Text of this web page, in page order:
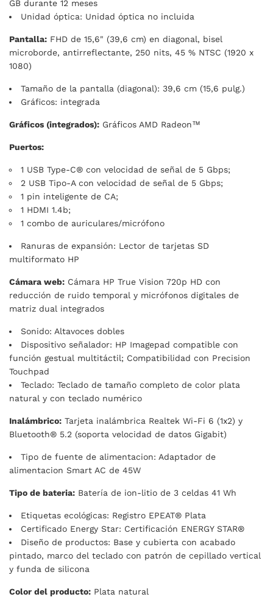
GB durante 12 meses
Unidad óptica: Unidad óptica no incluida
Pantalla: FHD de 15,6" (39,6 cm) en diagonal, bisel
microborde, antirreflectante, 250 nits, 45 % NTSC (1920 x
1080)
Tamaño de la pantalla (diagonal): 39,6 cm (15,6 pulg.)
Gráficos: integrada
Gráficos (integrados): Gráficos AMD Radeon™
Puertos:
1 USB Type-C® con velocidad de señal de 5 Gbps;
2 USB Tipo-A con velocidad de señal de 5 Gbps;
1 pin inteligente de CA;
1 HDMI 1.4b;
1 combo de auriculares/micrófono
Ranuras de expansión: Lector de tarjetas SD
multiformato HP
Cámara web: Cámara HP True Vision 720p HD con
reducción de ruido temporal y micrófonos digitales de
matriz dual integrados
Sonido: Altavoces dobles
Dispositivo señalador: HP Imagepad compatible con
función gestual multitáctil; Compatibilidad con Precision
Touchpad
Teclado: Teclado de tamaño completo de color plata
natural y con teclado numérico
Inalámbrico: Tarjeta inalámbrica Realtek Wi-Fi 6 (1x2) y
Bluetooth® 5.2 (soporta velocidad de datos Gigabit)
Tipo de fuente de alimentacion: Adaptador de
alimentacion Smart AC de 45W
Tipo de bateria: Batería de ion-litio de 3 celdas 41 Wh
Etiquetas ecológicas: Registro EPEAT® Plata
Certificado Energy Star: Certificación ENERGY STAR®
Diseño de productos: Base y cubierta con acabado
pintado, marco del teclado con patrón de cepillado vertical
y funda de silicona
Color del producto: Plata natural